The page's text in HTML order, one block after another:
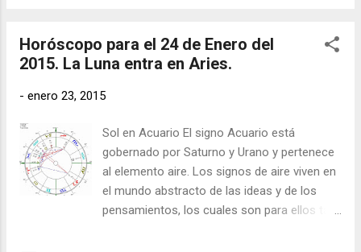
Horóscopo para el 24 de Enero del
2015. La Luna entra en Aries.
- enero 23, 2015
Sol en Acuario El signo Acuario está
gobernado por Saturno y Urano y pertenece
al elemento aire. Los signos de aire viven en
el mundo abstracto de las ideas y de los
pensamientos, los cuales son para ellos tan